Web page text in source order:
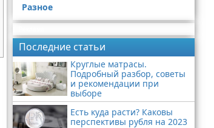
Разное
Последние статьи
Круглые матрасы.
Подробный разбор, советы
и рекомендации при
выборе
Есть куда расти? Каковы
перспективы рубля на 2023